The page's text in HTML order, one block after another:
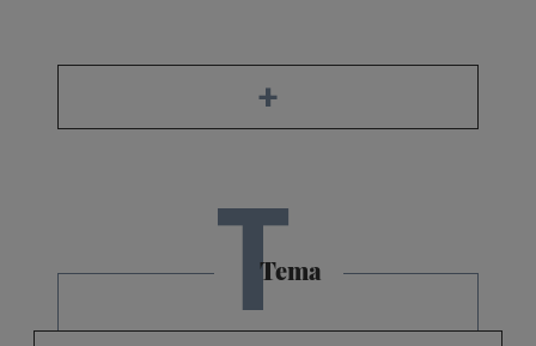
+
TTema